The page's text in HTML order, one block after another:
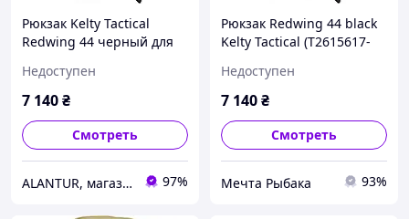
Рюкзак Kelty Tactical
Redwing 44 черный для
с системой LightBeam
Недоступен
7 140₴
Смотреть
ALANTUR, магазин туристичного спорядження та велосипедів 97%
Рюкзак Redwing 44 black
Kelty Tactical (T2615617-
Недоступен
7 140₴
Смотреть
Мечта Рыбака 93%